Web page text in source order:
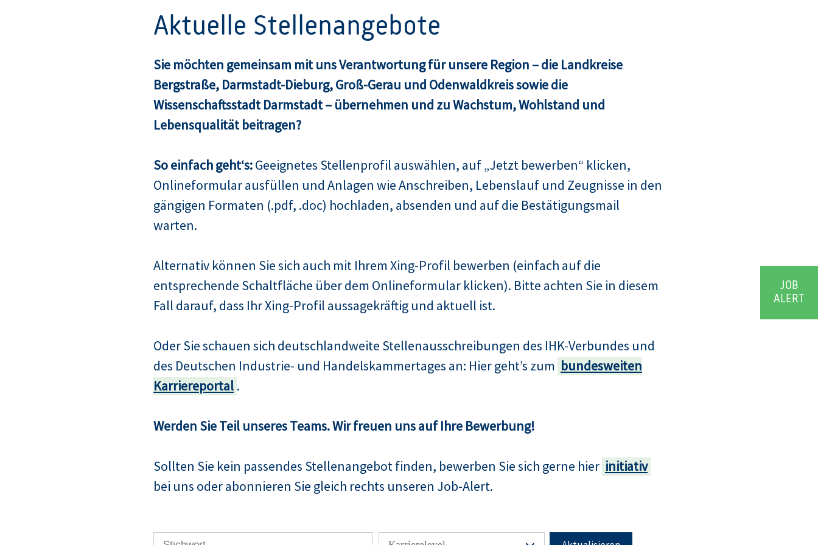
Aktuelle Stellenangebote
Sie möchten gemeinsam mit uns Verantwortung für unsere Region – die Landkreise
Bergstraße, Darmstadt-Dieburg, Groß-Gerau und Odenwaldkreis sowie die
Wissenschaftsstadt Darmstadt – übernehmen und zu Wachstum, Wohlstand und
Lebensqualität beitragen?
So einfach geht‘s:Geeignetes Stellenprofil auswählen, auf „Jetzt bewerben“ klicken,
Onlineformular ausfüllen und Anlagen wie Anschreiben, Lebenslauf und Zeugnisse in den
gängigen Formaten (.pdf, .doc) hochladen, absenden und auf die Bestätigungsmail
warten.
Alternativ können Sie sich auch mit Ihrem Xing-Profil bewerben (einfach auf die
entsprechende Schaltfläche über dem Onlineformular klicken). Bitte achten Sie in diesem
Fall darauf, dass Ihr Xing-Profil aussagekräftig und aktuell ist.
Oder Sie schauen sich deutschlandweite Stellenausschreibungen des IHK-Verbundes und
des Deutschen Industrie- und Handelskammertages an: Hier geht’s zum bundesweiten
Karriereportal .
Werden Sie Teil unseres Teams. Wir freuen uns auf Ihre Bewerbung!
Sollten Sie kein passendes Stellenangebot finden, bewerben Sie sich gerne hier initiativ
bei uns oder abonnieren Sie gleich rechts unseren Job-Alert.
JOB
ALERT